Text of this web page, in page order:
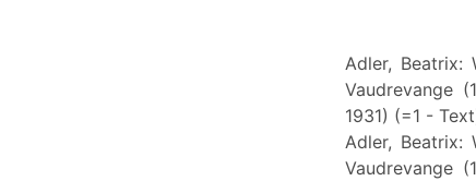
Adler, Beatrix:
Vaudrevange
1931) (=1 -
Adler, Beatrix:
Vaudrevange